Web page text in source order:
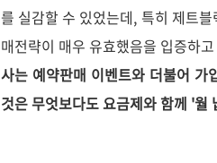
를 실감할 수 있었는데, 특히 제트
매전략이 매우 유효했음을 입증하
사는 예약판매 이벤트와 더불어 가
것은 무엇보다도 요금제와 함께 '월